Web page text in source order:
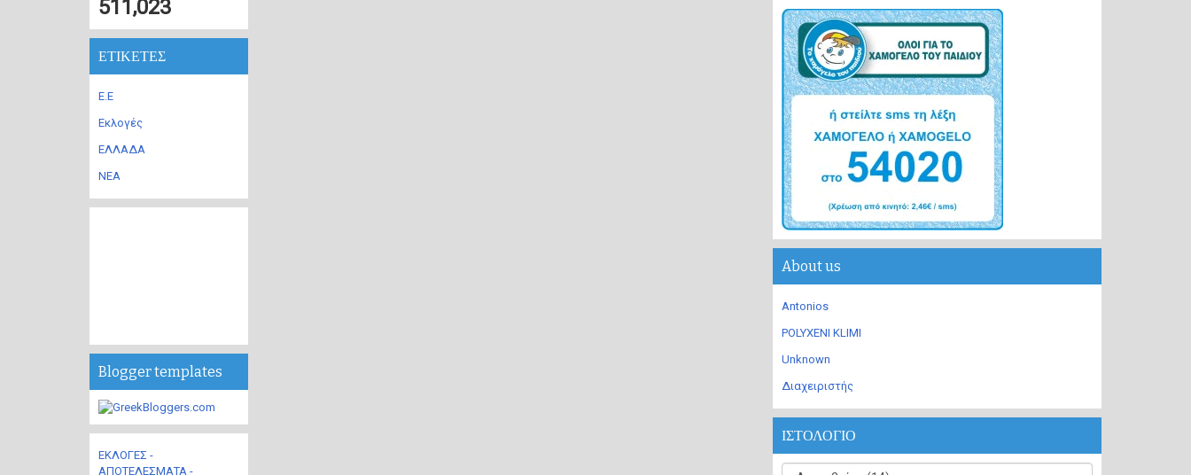
511,023
ΕΤΙΚΕΤΕΣ
Ε.Ε
Εκλογές
ΕΛΛΑΔΑ
ΝΕΑ
Blogger templates
ΕΚΛΟΓΕΣ -
ΑΠΟΤΕΛΕΣΜΑΤΑ -
About us
Antonios
POLYXENI KLIMI
Unknown
Διαχειριστής
ΙΣΤΟΛΟΓΙΟ